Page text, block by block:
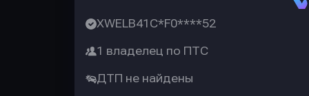
XWELB41C*F0****52
1 владелец по ПТС
ДТП не найдены